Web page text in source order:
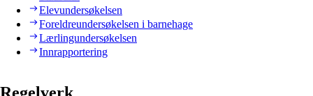
Elevundersøkelsen
Foreldreundersøkelsen i barnehage
Lærlingundersøkelsen
Innrapportering
Regelverk